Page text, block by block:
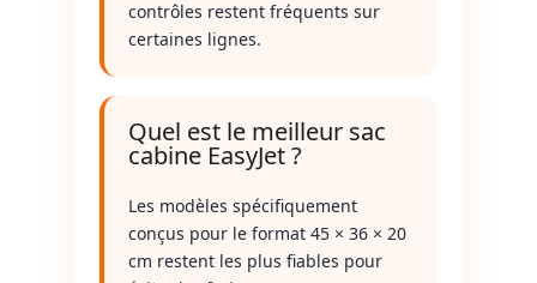
contrôles restent fréquents sur
certaines lignes.
Quel est le meilleur sac
cabine EasyJet ?
Les modèles spécifiquement
conçus pour le format 45 × 36 × 20
cm restent les plus fiables pour